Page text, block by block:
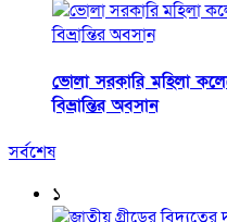
ভোলা সরকারি মহিলা
বিভ্রান্তির অবসান
সর্বশেষ
১